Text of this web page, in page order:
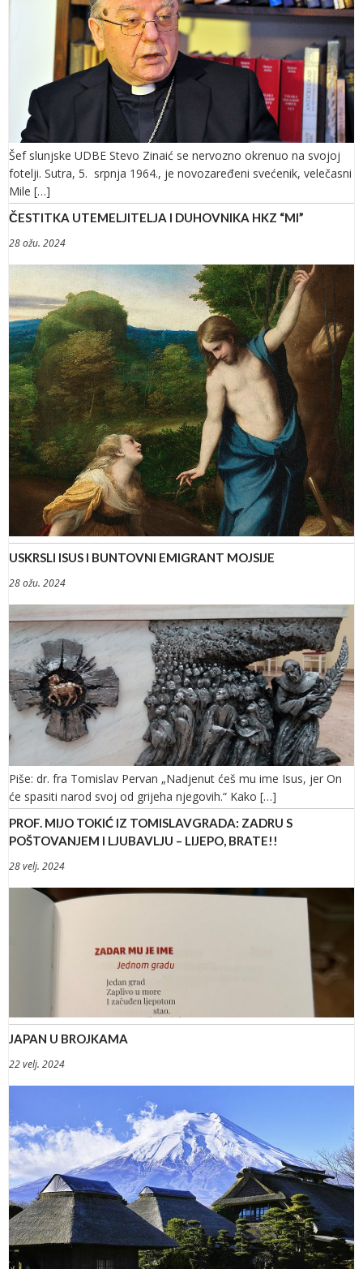
Šef slunjske UDBE Stevo Zinaić se nervozno okrenuo na svojoj
fotelji. Sutra, 5. srpnja 1964., je novozaređeni svećenik, velečasni
Mile […]
ČESTITKA UTEMELJITELJA I DUHOVNIKA HKZ “MI”
28 ožu. 2024
USKRSLI ISUS I BUNTOVNI EMIGRANT MOJSIJE
28 ožu. 2024
Piše: dr. fra Tomislav Pervan „Nadjenut ćeš mu ime Isus, jer On
će spasiti narod svoj od grijeha njegovih.“ Kako […]
PROF. MIJO TOKIĆ IZ TOMISLAVGRADA: ZADRU S
POŠTOVANJEM I LJUBAVLJU – LIJEPO, BRATE!!
28 velj. 2024
JAPAN U BROJKAMA
22 velj. 2024